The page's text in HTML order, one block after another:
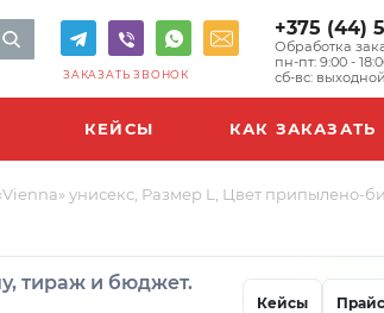
+375 (44)
Обработка
пн-пт: 9:00 -
сб-вс: выходной
ЗАКАЗАТЬ ЗВОНОК
КЕЙСЫ КАК ЗАКАЗАТЬ
унисекс, Размер L, Цвет припылено-
тираж и бюджет.
Кейсы Прайс